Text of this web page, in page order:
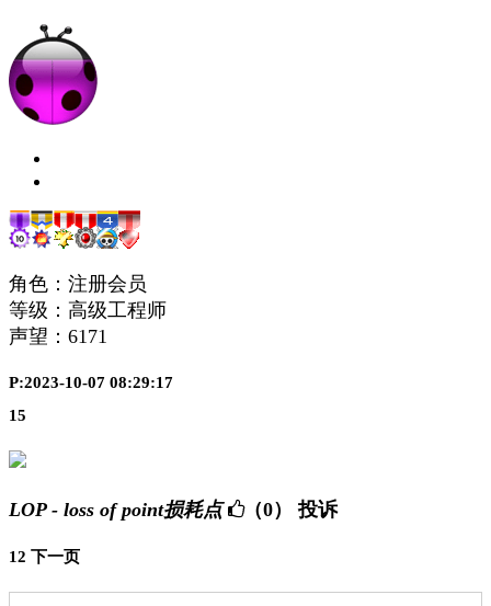
角色：注册会员
等级：高级工程师
声望： 6171
P:2023-10-07 08:29:17
15
LOP - loss of point损耗点 （0） 投诉
12 下一页